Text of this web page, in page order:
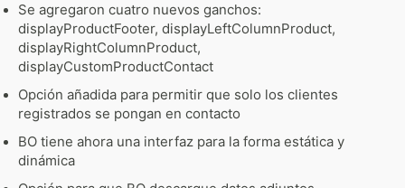
Se agregaron cuatro nuevos ganchos:
displayProductFooter, displayLeftColumnProduct,
displayRightColumnProduct,
displayCustomProductContact
Opción añadida para permitir que solo los clientes
registrados se pongan en contacto
BO tiene ahora una interfaz para la forma estática y
dinámica